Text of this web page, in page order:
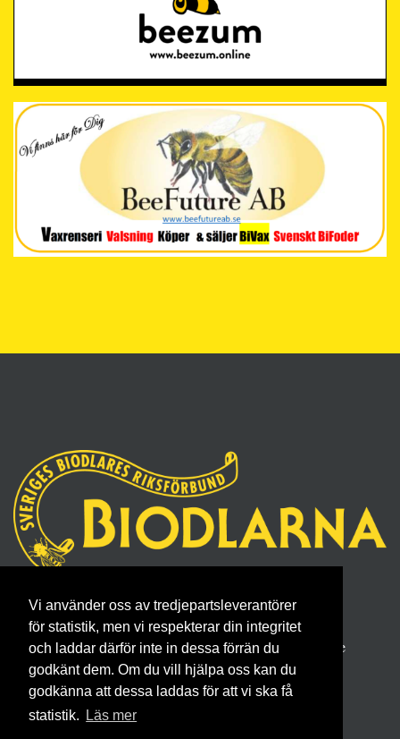
Vi använder oss av tredjepartsleverantörer
för statistik, men vi respekterar din integritet
och laddar därför inte in dessa förrän du
godkänt dem. Om du vill hjälpa oss kan du
godkänna att dessa laddas för att vi ska få
statistik.
Läs mer
Sveriges Biodlares Riksförbund
Borgmästaregatan 26, 596 34 Skänninge
Telefon 0142- 48 20 00, E-post: info@biodlarna.se
Köpvillkor för medlemskap